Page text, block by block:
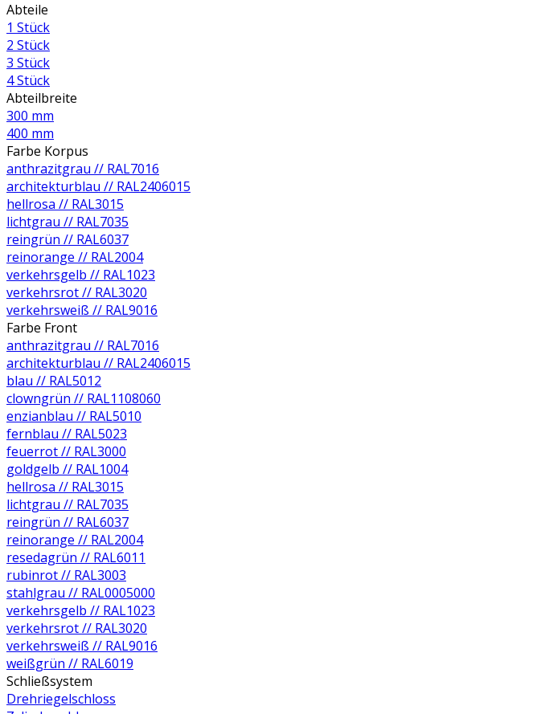
Abteile
1 Stück
2 Stück
3 Stück
4 Stück
Abteilbreite
300 mm
400 mm
Farbe Korpus
anthrazitgrau // RAL7016
architekturblau // RAL2406015
hellrosa // RAL3015
lichtgrau // RAL7035
reingrün // RAL6037
reinorange // RAL2004
verkehrsgelb // RAL1023
verkehrsrot // RAL3020
verkehrsweiß // RAL9016
Farbe Front
anthrazitgrau // RAL7016
architekturblau // RAL2406015
blau // RAL5012
clowngrün // RAL1108060
enzianblau // RAL5010
fernblau // RAL5023
feuerrot // RAL3000
goldgelb // RAL1004
hellrosa // RAL3015
lichtgrau // RAL7035
reingrün // RAL6037
reinorange // RAL2004
resedagrün // RAL6011
rubinrot // RAL3003
stahlgrau // RAL0005000
verkehrsgelb // RAL1023
verkehrsrot // RAL3020
verkehrsweiß // RAL9016
weißgrün // RAL6019
Schließsystem
Drehriegelschloss